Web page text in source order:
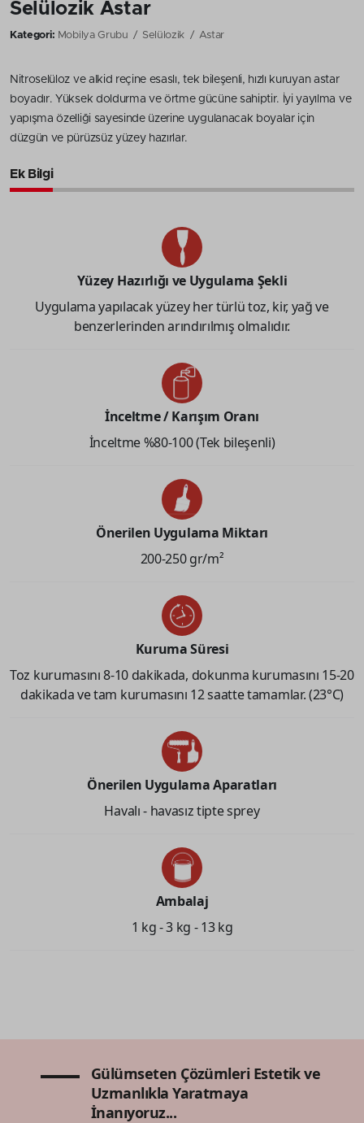
Selülozik Astar
Kategori: Mobilya Grubu Selülozik Astar
Nitroselüloz ve alkid reçine esaslı, tek bileşenli, hızlı kuruyan astar
boyadır. Yüksek doldurma ve örtme gücüne sahiptir. İyi yayılma ve
yapışma özelliği sayesinde üzerine uygulanacak boyalar için
düzgün ve pürüzsüz yüzey hazırlar.
Ek Bilgi
Yüzey Hazırlığı ve Uygulama Şekli
Uygulama yapılacak yüzey her türlü toz, kir, yağ ve
benzerlerinden arındırılmış olmalıdır.
İnceltme / Karışım Oranı
İnceltme %80-100 (Tek bileşenli)
Önerilen Uygulama Miktarı
200-250 gr/m²
Kuruma Süresi
Toz kurumasını 8-10 dakikada, dokunma kurumasını 15-20
dakikada ve tam kurumasını 12 saatte tamamlar. (23°C)
Önerilen Uygulama Aparatları
Havalı - havasız tipte sprey
Ambalaj
1 kg - 3 kg - 13 kg
Gülümseten Çözümleri Estetik ve
Uzmanlıkla Yaratmaya
İnanıyoruz...